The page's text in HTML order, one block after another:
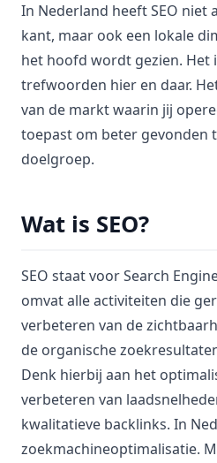
In Nederland heeft SEO niet
kant, maar ook een lokale
het hoofd wordt gezien. Het
trefwoorden hier en daar.
van de markt waarin jij
toepast om beter gevonden
doelgroep.
Wat is SEO?
SEO staat voor Search
omvat alle activiteiten die
verbeteren van de
de organische
Denk hierbij aan het
verbeteren van
kwalitatieve backlinks. In
zoekmachineoptimalisatie.